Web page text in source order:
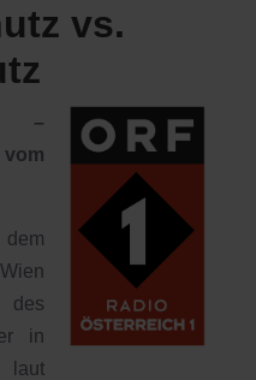
vs.
–
in